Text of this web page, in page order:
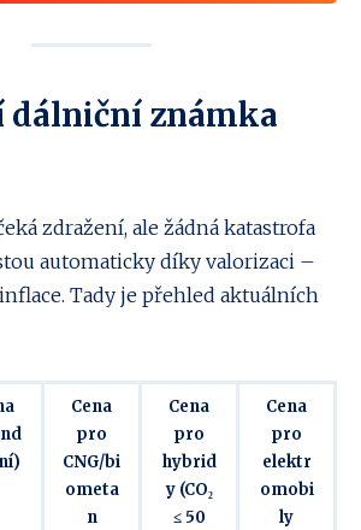
dálniční známka
zdražení, ale žádná katastrofa
automaticky díky valorizaci –
Tady je přehled aktuálních
Cena
pro
CNG/bi
ometa
n
Cena
pro
hybrid
y (CO₂
≤ 50
Cena
pro
elektr
omobi
ly